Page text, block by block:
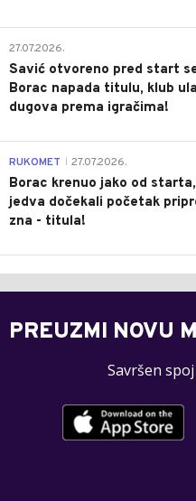
27.07.2026.
Savić otvoreno pred start
Borac napada titulu, klub
dugova prema igračima!
RUKOMET 27.07.2026.
Borac krenuo jako od
jedva dočekali početak
zna - titula!
PREUZMI NOVU
Savršen